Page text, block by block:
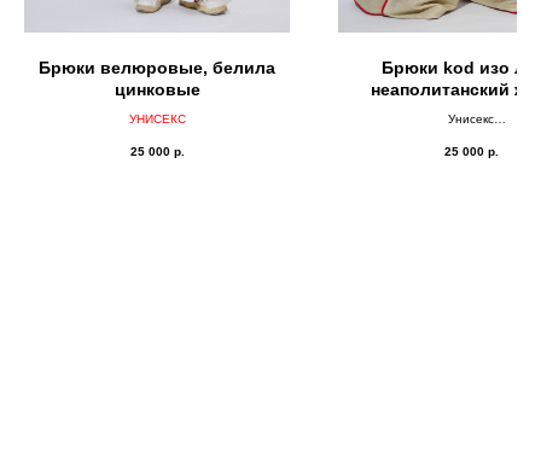
Брюки велюровые, белила
цинковые
УНИСЕКС
25 000 р.
Брюки kod изо
неаполитанский
палевой
Унисекс
25 000 р.